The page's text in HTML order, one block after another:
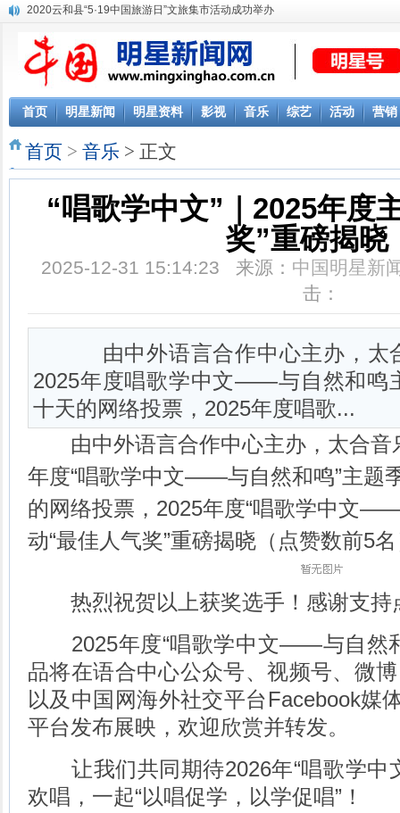
2020云和县“5·19中国旅游日”文旅集市活动成功举办
WST Career关注留学生的求职问题
苏宁百货羽绒服超品日鹅绒羽绒服低至1.5折起
首页 明星新闻 明星资料 影视 音乐 综艺 活动 营销
首页 > 音乐 > 正文
“唱歌学中文”｜2025年度
奖”重磅揭晓
2025-12-31 15:14:23 来源： 中国明星新
击：
由中外语言合作中心主办，太
2025年度唱歌学中文——与自然和鸣
十天的网络投票，2025年度唱歌...
由中外语言合作中心主办，太合音
年度“唱歌学中文——与自然和鸣”主题
的网络投票，2025年度“唱歌学中文
动“最佳人气奖”重磅揭晓（点赞数前5
热烈祝贺以上获奖选手！感谢支持
2025年度“唱歌学中文——与自然和
品将在语合中心公众号、视频号、微
以及中国网海外社交平台Facebook媒
平台发布展映，欢迎欣赏并转发。
让我们共同期待2026年“唱歌学中
欢唱，一起“以唱促学，以学促唱”！